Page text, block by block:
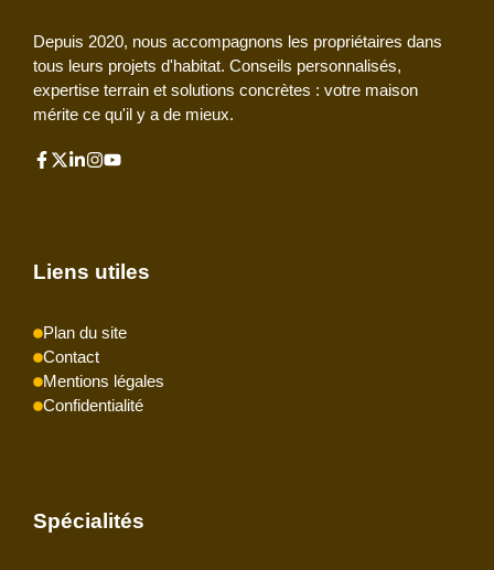
Depuis 2020, nous accompagnons les propriétaires dans
tous leurs projets d'habitat. Conseils personnalisés,
expertise terrain et solutions concrètes : votre maison
mérite ce qu'il y a de mieux.
Liens utiles
Plan du site
Contact
Mentions légales
Confidentialité
Spécialités